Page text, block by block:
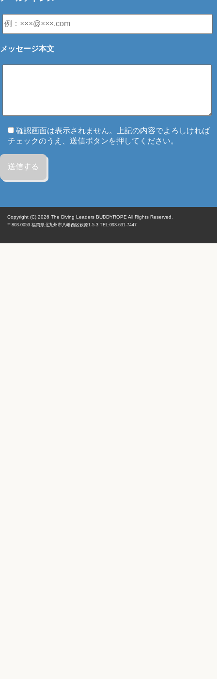
メッセージ本文
確認画面は表示されません。上記の内容でよろしければ
チェックのうえ、送信ボタンを押してください。
Copyright (C) 2026 The Diving Leaders BUDDYROPE All Rights Reserved.
〒803-0059 福岡県北九州市八幡西区萩原1-5-3 TEL:093-631-7447